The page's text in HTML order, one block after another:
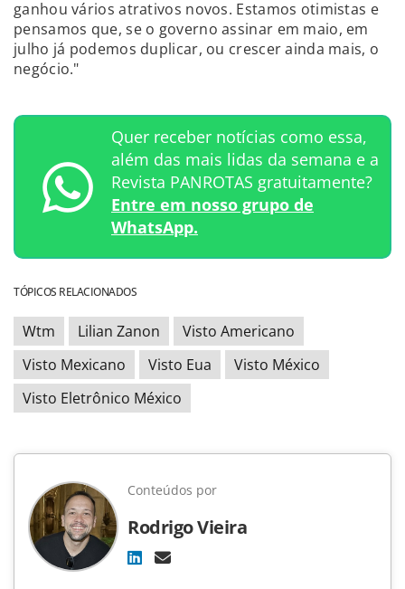
ganhou vários atrativos novos. Estamos otimistas e
pensamos que, se o governo assinar em maio, em
julho já podemos duplicar, ou crescer ainda mais, o
negócio."
Quer receber notícias como essa,
além das mais lidas da semana e a
Revista PANROTAS gratuitamente?
Entre em nosso grupo de
WhatsApp.
TÓPICOS RELACIONADOS
Wtm Lilian Zanon
Visto Americano
Visto Mexicano
Visto Eua
Visto México
Visto Eletrônico México
Conteúdos por
Rodrigo Vieira